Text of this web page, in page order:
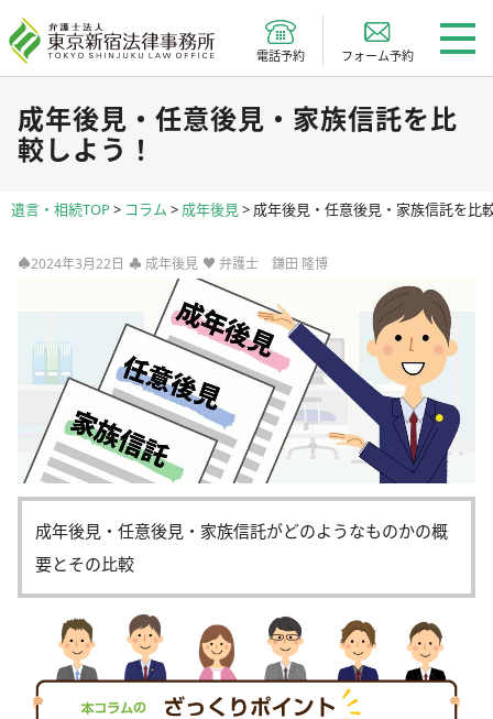
電話予約 フォーム予約
成年後見・任意後見・家族信託を比
較しよう！
遺言・相続TOP> コラム > 成年後見> 成年後見・任意後見・家族信託を比
♠2024年3月22日 ♣ 成年後見 ♥ 弁護士 鎌田 隆博
成年後見・任意後見・家族信託がどのようなものかの概
要とその比較